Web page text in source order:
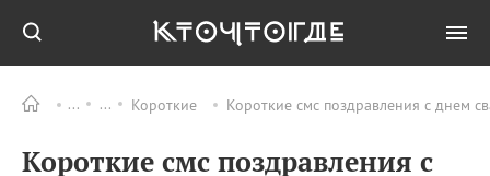
Короткие Короткие смс поздравления с днем
Короткие смс поздравления с
ПРАЗДНИКИ Все
09.08 День памяти жертв